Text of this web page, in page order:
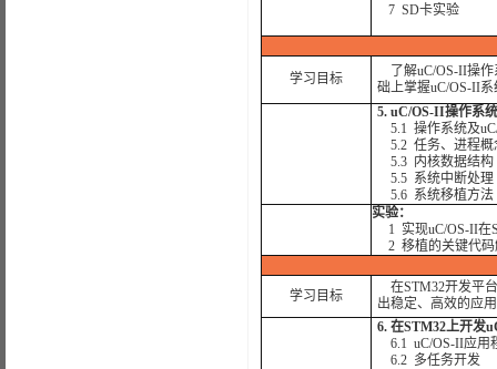
7 SD卡实验
学习目标
了解uC/OS-II操作
础上掌握uC/OS-II
5. uC/OS-II操作系
5.1 操作系统及
5.2 任务、进程概
5.3 内核数据结构
5.5 系统中断处理
5.6 系统移植方法
实验：
1 实现uC/OS-II在
2 移植的关键代码
学习目标
在STM32开发平
出稳定、高效的应
6. 在STM32上开发
6.1 uC/OS-II应用
6.2 多任务开发